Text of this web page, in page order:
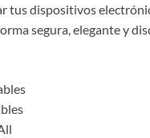
tus dispositivos
segura, elegante y